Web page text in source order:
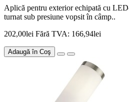
Aplică pentru exterior echipată cu
turnat sub presiune vopsit în câmp..
202,00lei Fără TVA: 166,94lei
Adaugă în Coş